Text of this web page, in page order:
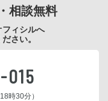
相談無料
フィシルへ
さい。
015
時30分）